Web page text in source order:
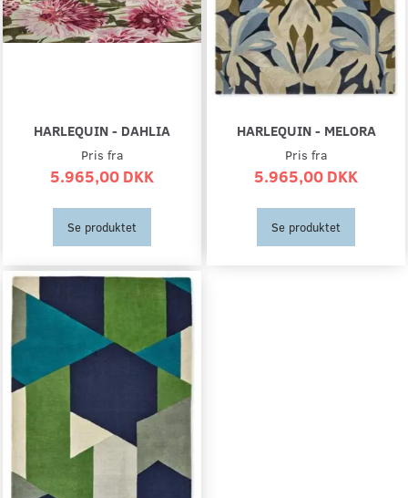
HARLEQUIN - DAHLIA
Pris fra
5.965,00 DKK
Se produktet
HARLEQUIN - MELORA
Pris fra
5.965,00 DKK
Se produktet